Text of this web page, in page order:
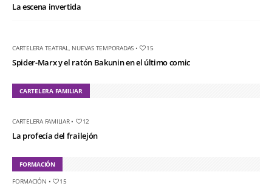
La escena invertida
CARTELERA TEATRAL NUEVAS TEMPORADAS • 15
Spider-Marx y el ratón Bakunin en el último comic
CARTELERA FAMILIAR
CARTELERA FAMILIAR• 12
La profecía del frailejón
FORMACIÓN
FORMACIÓN • 15